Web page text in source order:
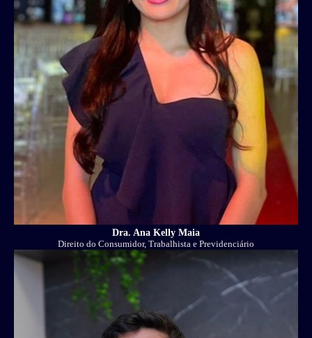
Dra. Ana Kelly Maia
Direito do Consumidor, Trabalhista e Previdenciário